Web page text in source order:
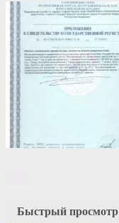
Быстрый просмотр